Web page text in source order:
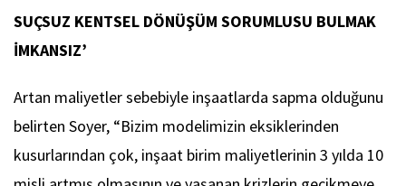
SUÇSUZ KENTSEL DÖNÜŞÜM SORUMLUSU BULMAK
İMKANSIZ’
Artan maliyetler sebebiyle inşaatlarda sapma olduğunu
belirten Soyer, “Bizim modelimizin eksiklerinden
kusurlarından çok, inşaat birim maliyetlerinin 3 yılda 10